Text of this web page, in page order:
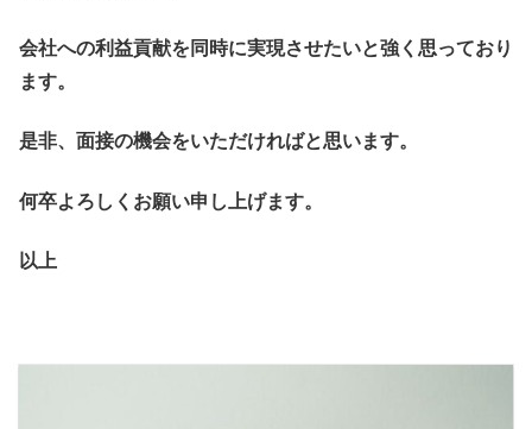
会社への利益貢献を同時に実現させたいと強く思っており
ます。
是非、面接の機会をいただければと思います。
何卒よろしくお願い申し上げます。
以上